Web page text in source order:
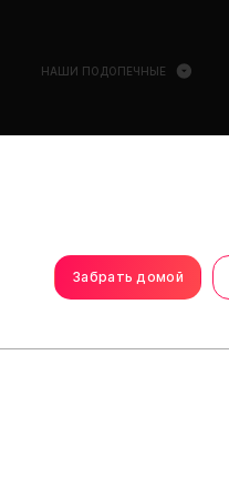
НАШИ ПОДОПЕЧНЫЕ
Забрать домой